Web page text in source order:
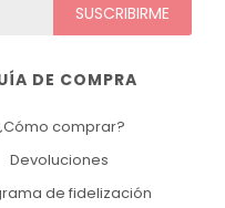
DE COMPRA
comprar?
Devoluciones
de fidelización
SUSCRIBIRME